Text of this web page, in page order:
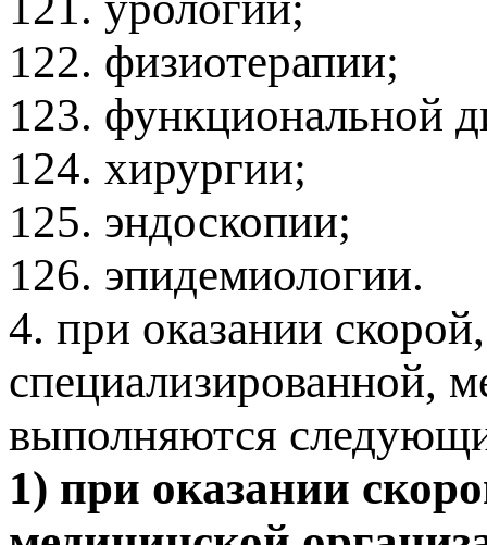
122. физиотерапии;
123. функциональной
124. хирургии;
125. эндоскопии;
126. эпидемиологии.
4. при оказании
специализированной,
выполняются
1) при оказании